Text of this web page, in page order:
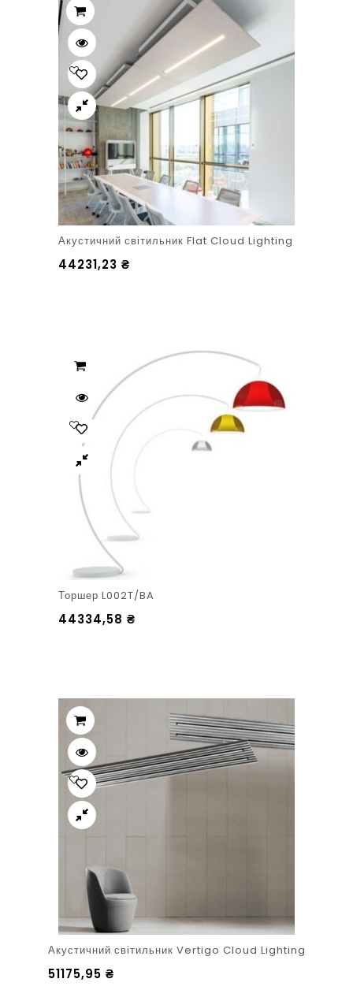
Акустичний світильник Flat Cloud Lighting
44231,23 ₴
Торшер L002T/BA
44334,58 ₴
Акустичний світильник Vertigo Cloud Lighting
51175,95 ₴